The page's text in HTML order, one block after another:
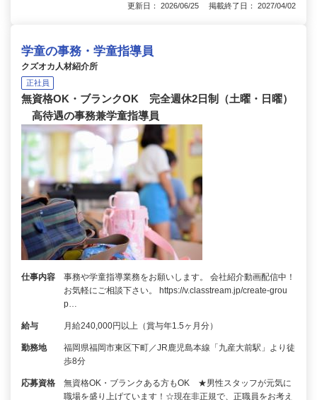
更新日： 2026/06/25 掲載終了日： 2027/04/02
学童の事務・学童指導員
クズオカ人材紹介所
正社員
無資格OK・ブランクOK 完全週休2日制（土曜・日曜）
高待遇の事務兼学童指導員
仕事内容
事務や学童指導業務をお願いします。 会社紹介動画配信中！
お気軽にご相談下さい。 https://v.classtream.jp/create-grou
p…
給与 月給240,000円以上（賞与年1.5ヶ月分）
勤務地
福岡県福岡市東区下町／JR鹿児島本線「九産大前駅」より徒
歩8分
応募資格
無資格OK・ブランクある方もOK ★男性スタッフが元気に
職場を盛り上げています！☆現在非正規で、正職員をお考え